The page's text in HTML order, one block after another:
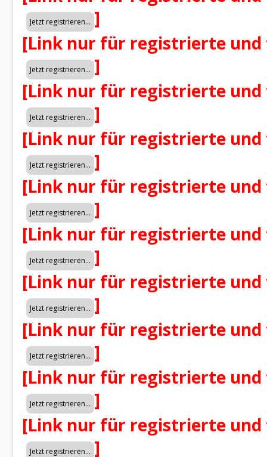
]
[Link nur für registrierte
]
[Link nur für registrierte
]
[Link nur für registrierte
]
[Link nur für registrierte
]
[Link nur für registrierte
]
[Link nur für registrierte
]
[Link nur für registrierte
]
[Link nur für registrierte
]
[Link nur für registrierte
]